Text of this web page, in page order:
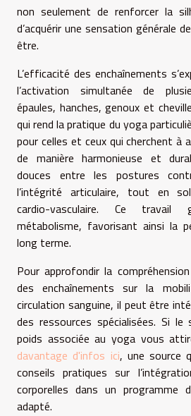
non seulement de renforcer la
d’acquérir une sensation générale
être.
L’efficacité des enchaînements
l’activation simultanée de
épaules, hanches, genoux et
qui rend la pratique du yoga
pour celles et ceux qui cherchent à
de manière harmonieuse et
douces entre les postures
l’intégrité articulaire, tout en
cardio-vasculaire. Ce
métabolisme, favorisant ainsi la
long terme.
Pour approfondir la
des enchaînements sur la
circulation sanguine, il peut être
des ressources spécialisées. Si
poids associée au yoga vous
davantage d'infos ici, une source
conseils pratiques sur
corporelles dans un programme
adapté.